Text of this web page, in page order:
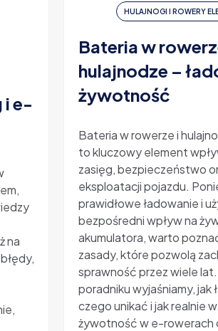
i e-
na
HULAJNOGI I ROWERY
Bateria w
hulajnodze –
żywotność
Bateria w rowerze i
to kluczowy element
zasięg, bezpieczeństwo
eksploatacji pojazdu.
prawidłowe ładowanie i
bezpośredni wpływ na
akumulatora, warto
zasady, które pozwolą
sprawność przez wiele
poradniku wyjaśniamy, jak
czego unikać i jak realnie
żywotność w e-rowerach